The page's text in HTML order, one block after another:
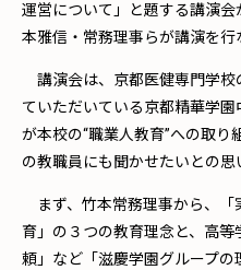
運営について」と題する講演
本雅信・常務理事らが講演を行
講演会は、京都医健専門学校
ていただいている京都精華学
が本校の“職業人教育”への取
の教職員にも聞かせたいとの思
まず、竹本常務理事から、「
育」の３つの教育理念と、高
頼」など「滋慶学園グループ